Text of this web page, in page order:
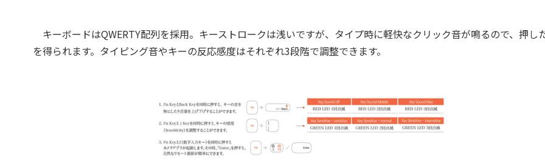
キーボードはQWERTY配列を採用。キーストロークは浅いですが、タイプ時に軽快なクリック音が鳴るので、押し
を得られます。タイピング音やキーの反応感度はそれぞれ3段階で調整できます。